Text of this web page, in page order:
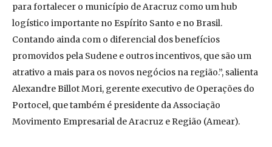
para fortalecer o município de Aracruz como um hub
logístico importante no Espírito Santo e no Brasil.
Contando ainda com o diferencial dos benefícios
promovidos pela Sudene e outros incentivos, que são um
atrativo a mais para os novos negócios na região.”, salienta
Alexandre Billot Mori, gerente executivo de Operações do
Portocel, que também é presidente da Associação
Movimento Empresarial de Aracruz e Região (Amear).